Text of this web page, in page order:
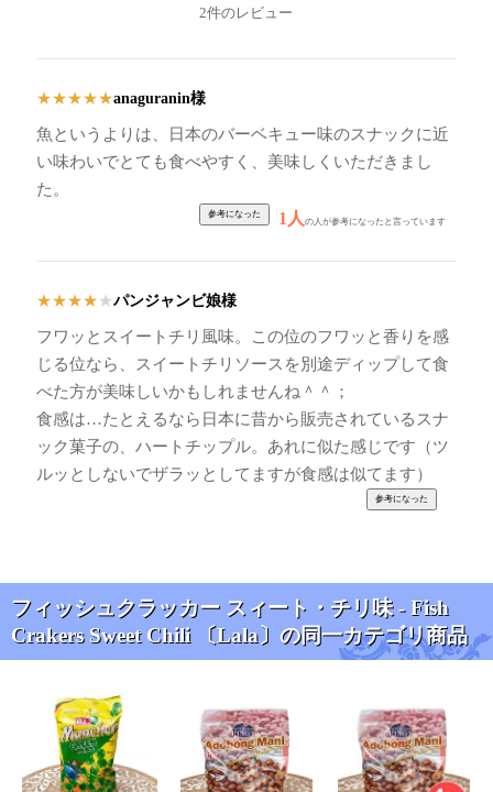
2件のレビュー
★★★★★anaguranin様
魚というよりは、日本のバーベキュー味のスナックに近
い味わいでとても食べやすく、美味しくいただきまし
た。
1人の人が参考になったと言っています
★★★★ ★パンジャンビ娘様
フワッとスイートチリ風味。この位のフワッと香りを感
じる位なら、スイートチリソースを別途ディップして食
べた方が美味しいかもしれませんね＾＾；
食感は…たとえるなら日本に昔から販売されているスナ
ック菓子の、ハートチップル。あれに似た感じです（ツ
ルッとしないでザラッとしてますが食感は似てます）
フィッシュクラッカー スィート・チリ味 - Fish
Crakers Sweet Chili 〔Lala〕の同一カテゴリ商品